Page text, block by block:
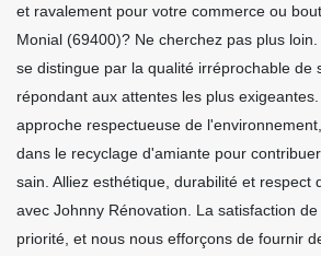
et ravalement pour votre commerce ou
Monial (69400)? Ne cherchez pas plus
se distingue par la qualité irréprochable de
répondant aux attentes les plus
approche respectueuse de
dans le recyclage d'amiante pour
sain. Alliez esthétique, durabilité et respect
avec Johnny Rénovation. La satisfaction
priorité, et nous nous efforçons de fournir